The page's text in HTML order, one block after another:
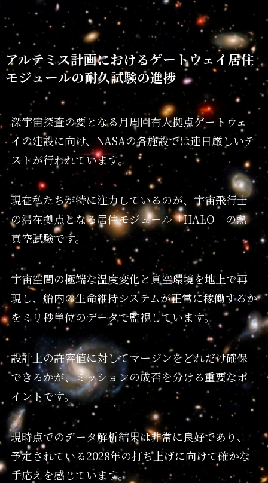
アルテミス計画におけるゲートウェイ居住
モジュールの耐久試験の進捗
深宇宙探査の要となる月周回有人拠点ゲートウェ
イの建設に向け、NASAの各施設では連日厳しいテ
ストが行われています。
現在私たちが特に注力しているのが、宇宙飛行士
の滞在拠点となる居住モジュール「HALO」の熱
真空試験です。
宇宙空間の極端な温度変化と真空環境を地上で再
現し、船内の生命維持システムが正常に稼働するか
をミリ秒単位のデータで監視しています。
設計上の許容値に対してマージンをどれだけ確保
できるかが、ミッションの成否を分ける重要なポ
イントです。
現時点でのデータ解析結果は非常に良好であり、
予定されている2028年の打ち上げに向けて確かな
手応えを感じています。